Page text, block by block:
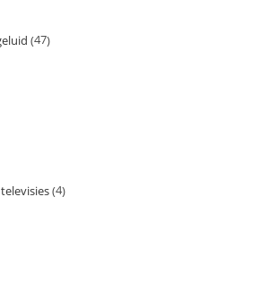
47
televisies 4